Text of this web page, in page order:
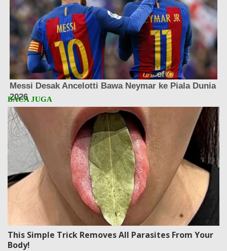
This Simple Trick Removes All Parasites From Your
Body!